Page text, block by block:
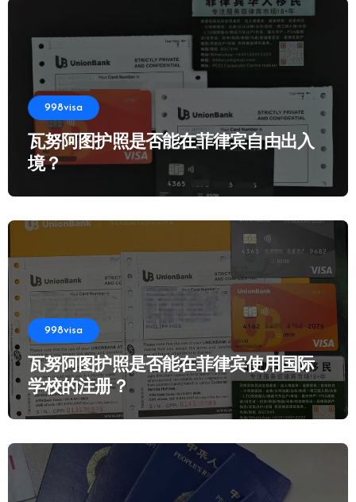
998visa
瓦努阿图护照是否能在菲律宾自由出入
境？
998visa
瓦努阿图护照是否能在菲律宾使用国际
学校的注册？